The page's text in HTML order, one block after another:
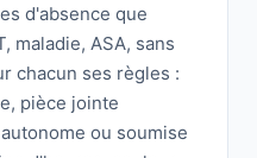
d'absence que
maladie, ASA, sans
chacun ses règles :
pièce jointe
ou soumise